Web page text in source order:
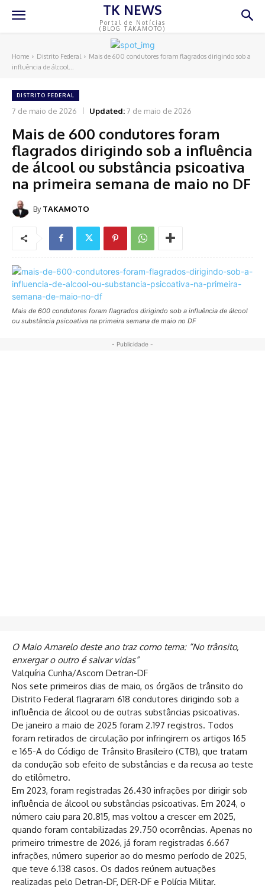
TK NEWS
Portal de Notícias
(BLOG TAKAMOTO)
Home Distrito Federal
Mais de 600 condutores foram flagrados dirigindo sob a
influência de álcool...
DISTRITO FEDERAL
7 de maio de 2026 Updated:7 de maio de 2026
Mais de 600 condutores foram
flagrados dirigindo sob a influência
de álcool ou substância psicoativa
na primeira semana de maio no DF
By TAKAMOTO
Mais de 600 condutores foram flagrados dirigindo sob a influência de álcool
ou substância psicoativa na primeira semana de maio no DF
- Publicidade -
O Maio Amarelo deste ano traz como tema: “No trânsito,
enxergar o outro é salvar vidas”
Valquíria Cunha/Ascom Detran-DF
Nos sete primeiros dias de maio, os órgãos de trânsito do
Distrito Federal flagraram 618 condutores dirigindo sob a
influência de álcool ou de outras substâncias psicoativas.
De janeiro a maio de 2025 foram 2.197 registros. Todos
foram retirados de circulação por infringirem os artigos 165
e 165-A do Código de Trânsito Brasileiro (CTB), que tratam
da condução sob efeito de substâncias e da recusa ao teste
do etilômetro.
Em 2023, foram registradas 26.430 infrações por dirigir sob
influência de álcool ou substâncias psicoativas. Em 2024, o
número caiu para 20.815, mas voltou a crescer em 2025,
quando foram contabilizadas 29.750 ocorrências. Apenas no
primeiro trimestre de 2026, já foram registradas 6.667
infrações, número superior ao do mesmo período de 2025,
que teve 6.138 casos. Os dados reúnem autuações
realizadas pelo Detran-DF, DER-DF e Polícia Militar.